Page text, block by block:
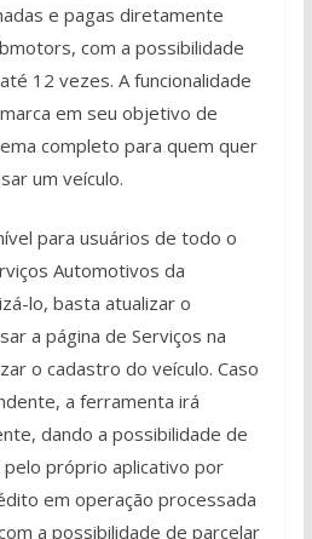
e pagas diretamente
com a possibilidade
12 vezes. A funcionalidade
em seu objetivo de
completo para quem quer
um veículo.
para usuários de todo o
Automotivos da
lo, basta atualizar o
a página de Serviços na
o cadastro do veículo. Caso
a ferramenta irá
dando a possibilidade de
próprio aplicativo por
em operação processada
a possibilidade de parcelar